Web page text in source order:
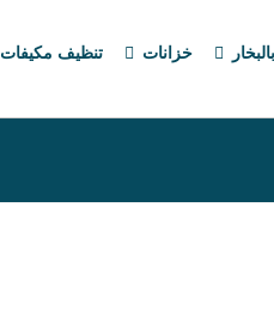
خزانات تنظيف مكيفات